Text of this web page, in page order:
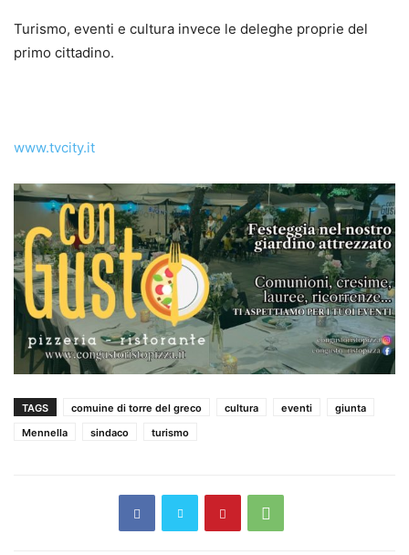
Turismo, eventi e cultura invece le deleghe proprie del
primo cittadino.
www.tvcity.it
TAGS comuine di torre del greco cultura eventi
giunta
Mennella
sindaco turismo